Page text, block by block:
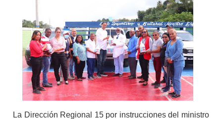
La Dirección Regional 15 por instrucciones del ministro